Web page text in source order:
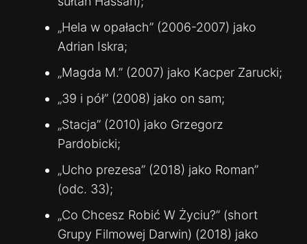
„Hela w opałach” (2006-2007) jako
Adrian Iskra;
„Magda M.” (2007) jako Kacper Zarucki;
„39 i pół” (2008) jako on sam;
„Stacja” (2010) jako Grzegorz
Pardobicki;
„Ucho prezesa” (2018) jako Roman”
(odc. 33);
„Co Chcesz Robić W Życiu?” (short
Grupy Filmowej Darwin) (2018) jako